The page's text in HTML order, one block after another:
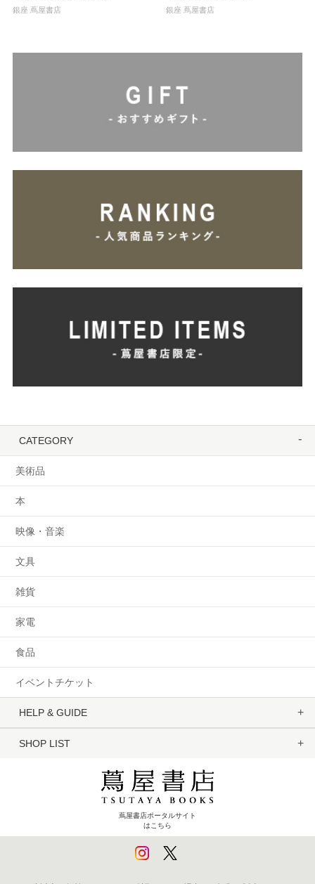
銀座 蔦屋書店 銀座 蔦屋書店
CATEGORY
美術品
本
映像・音楽
文具
雑貨
家電
食品
イベントチケット
HELP & GUIDE
SHOP LIST
蔦屋書店ポータルサイト
はこちら